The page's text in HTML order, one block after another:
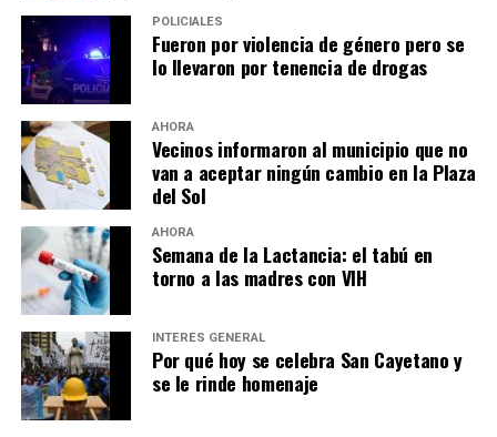
POLICIALES
Fueron por violencia de género pero se
lo llevaron por tenencia de drogas
AHORA
Vecinos informaron al municipio que no
van a aceptar ningún cambio en la Plaza
del Sol
AHORA
Semana de la Lactancia: el tabú en
torno a las madres con VIH
INTERÉS GENERAL
Por qué hoy se celebra San Cayetano y
se le rinde homenaje